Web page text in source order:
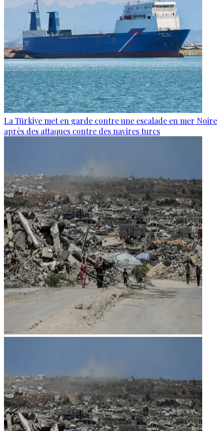
La Türkiye met en garde contre une escalade en mer Noire
après des attaques contre des navires turcs